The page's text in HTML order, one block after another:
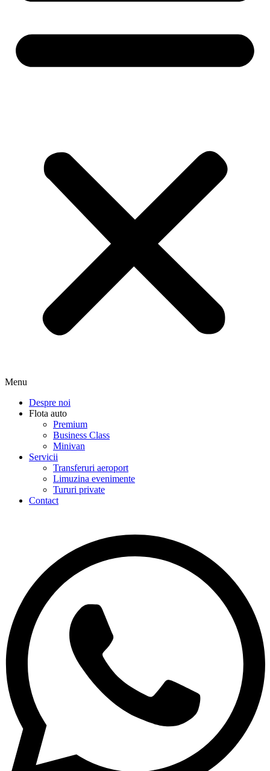
Menu
Despre noi
Flota auto
Premium
Business Class
Minivan
Servicii
Transferuri aeroport
Limuzina evenimente
Tururi private
Contact